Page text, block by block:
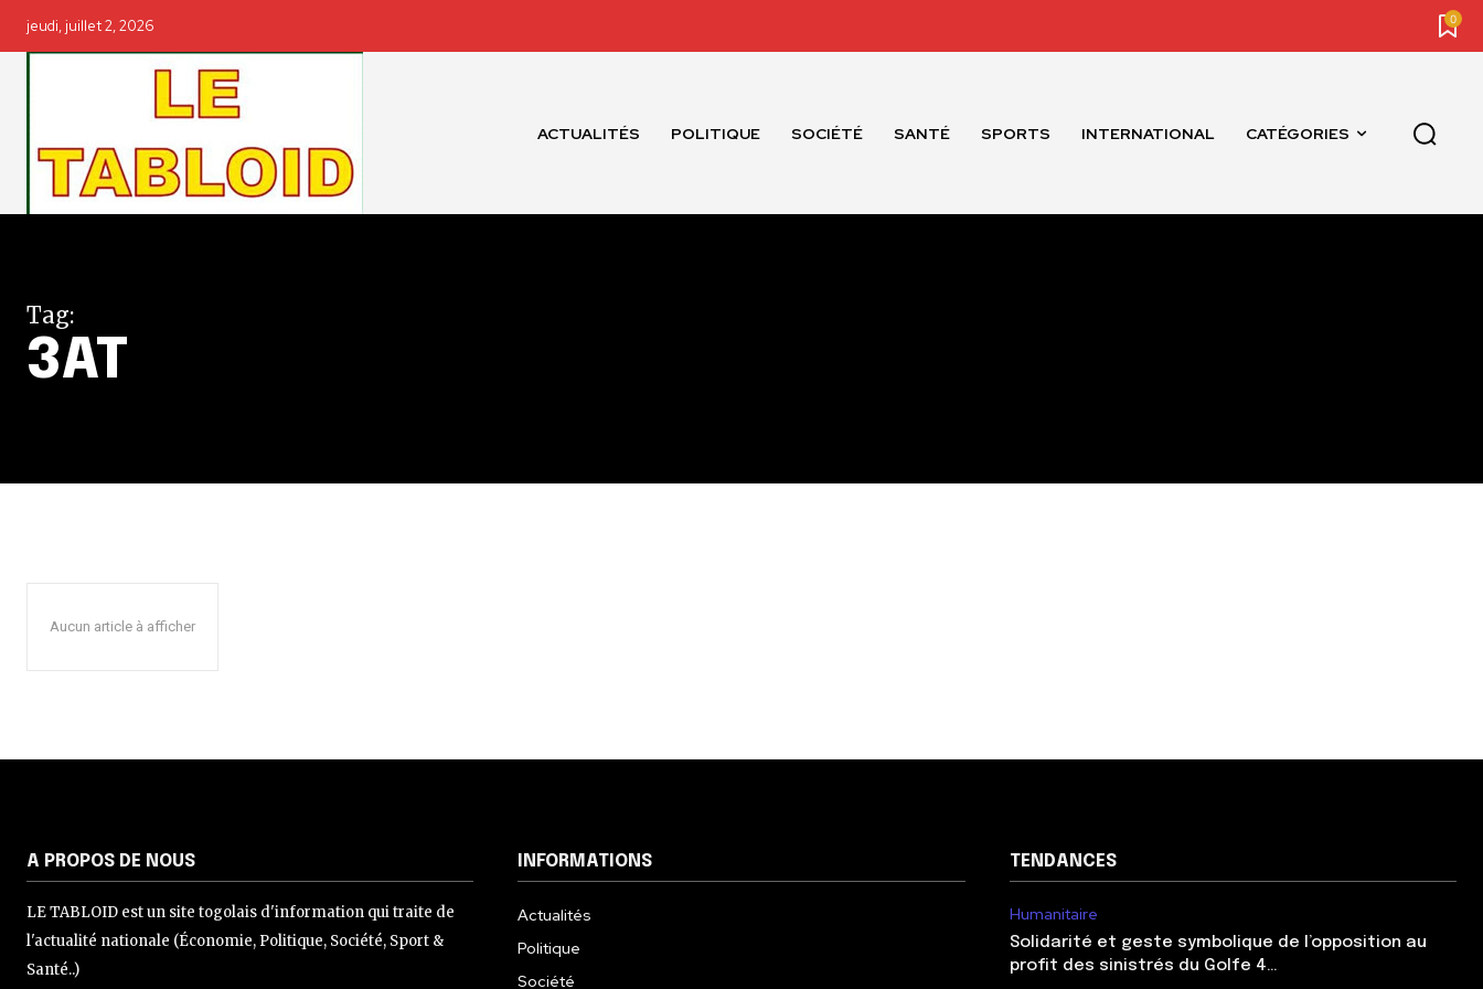
jeudi, juillet 2, 2026 0
ACTUALITÉS POLITIQUE SOCIÉTÉ SANTÉ SPORTS INTERNATIONAL CATÉGORIES
Tag:
3AT
Aucun article à afficher
A PROPOS DE NOUS
LE TABLOID est un site togolais d'information qui traite de
l'actualité nationale (Économie, Politique, Société, Sport &
Santé..)
INFORMATIONS
Actualités
Politique
Société
TENDANCES
Humanitaire
Solidarité et geste symbolique de l’opposition au
profit des sinistrés du Golfe 4…